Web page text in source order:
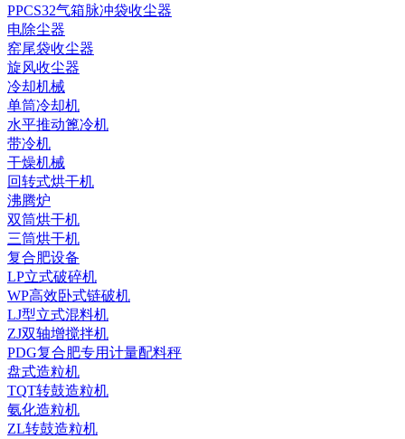
PPCS32气箱脉冲袋收尘器
电除尘器
窑尾袋收尘器
旋风收尘器
冷却机械
单筒冷却机
水平推动篦冷机
带冷机
干燥机械
回转式烘干机
沸腾炉
双筒烘干机
三筒烘干机
复合肥设备
LP立式破碎机
WP高效卧式链破机
LJ型立式混料机
ZJ双轴增搅拌机
PDG复合肥专用计量配料秤
盘式造粒机
TQT转鼓造粒机
氨化造粒机
ZL转鼓造粒机